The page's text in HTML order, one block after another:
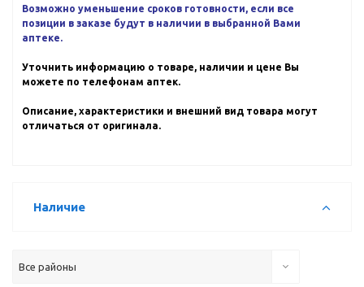
Возможно уменьшение сроков готовности, если все
позиции в заказе будут в наличии в выбранной Вами
аптеке.
Уточнить информацию о товаре, наличии и цене Вы
можете по телефонам аптек.
Описание, характеристики и внешний вид товара могут
отличаться от оригинала.
Наличие
Все районы